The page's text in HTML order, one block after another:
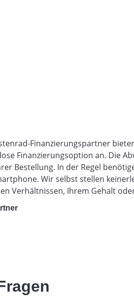
Finanzierungspartner
Finanzierungsoption an. Die
Bestellung. In der Regel
Wir selbst stellen
Verhältnissen, Ihrem Gehalt